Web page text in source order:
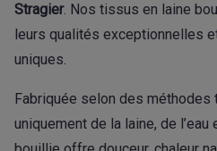
Stragier. Nos tissus en laine
leurs qualités exceptionnelles
uniques.
Fabriquée selon des
uniquement de la laine, de l’eau